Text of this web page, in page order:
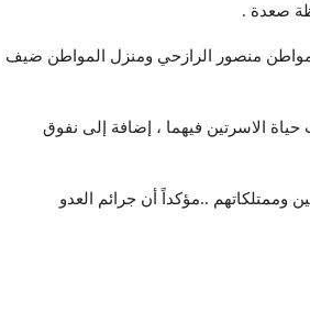
صعدة .
منصور الرازحي ومنزل المواطن ضيف
الاسرتين فيهما ، إضافة إلى نفوق
وممتلكاتهم ..مؤكداً أن جرائم العدو